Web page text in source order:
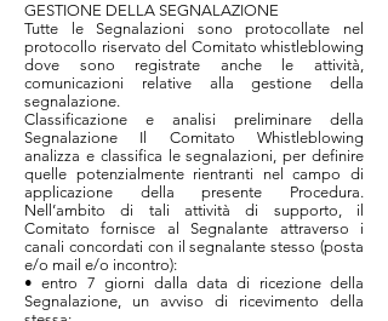
GESTIONE DELLA SEGNALAZIONE
Tutte le Segnalazioni sono protocollate nel
protocollo riservato del Comitato whistleblowing
dove sono registrate anche le attività,
comunicazioni relative alla gestione della
segnalazione.
Classificazione e analisi preliminare della
Segnalazione Il Comitato Whistleblowing
analizza e classifica le segnalazioni, per definire
quelle potenzialmente rientranti nel campo di
applicazione della presente Procedura.
Nell’ambito di tali attività di supporto, il
Comitato fornisce al Segnalante attraverso i
canali concordati con il segnalante stesso (posta
e/o mail e/o incontro):
• entro 7 giorni dalla data di ricezione della
Segnalazione, un avviso di ricevimento della